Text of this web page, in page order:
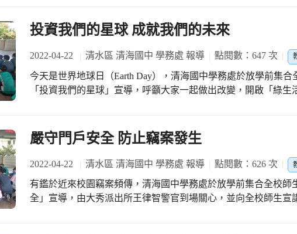
常生活中落實環保3R，呼籲學生一同加入，每個生活中微小的改
社會潮流，對於環境保護做出巨大的貢獻。他運用簡單遊戲「
Day.」，讓每個學生都能從圖像線索中，輕鬆易理解他所傳遞的
資源分類遊戲，秀出照片後請學生舉手作答，圖片中的物品是屬
學生踴躍舉手，並說出正確解答，可以證明每個人只要發心做到
投資我們的星球 成就我們的未來
2022-04-22 清水區 清海國中 學務處 報導 點閱數：647 次
今天是世界地球日（Earth Day），清海國中學務處於放學前集合
「投資我們的星球」宣導，呼籲大家一起做出改變，開啟「綠生
購物…等行為模式的轉變，為守護地球注入一股新的綠色力量。 他強調身為消費者
應該扮演驅動社會轉型的角色，透過落實綠色消費，選擇對環境
碳行動的商品，將能夠促使生產者改變，採取積極的作為，以更
公」等方向，請同學說出如何在生活中落實，以行動改變為環保
盡地球公民的責任。他藉由提問形成討論，有效培養學生思辨的能力。 賴
嚴守門戶安全 防止竊案發生
2022-04-22 清水區 清海國中 學務處 報導 點閱數：626 次
有鑑於近來校園竊案頻傳，清海國中學務處於放學前集合全校師
全」宣導，由大秀派出所王律智警官到場關心，並向全校師生宣